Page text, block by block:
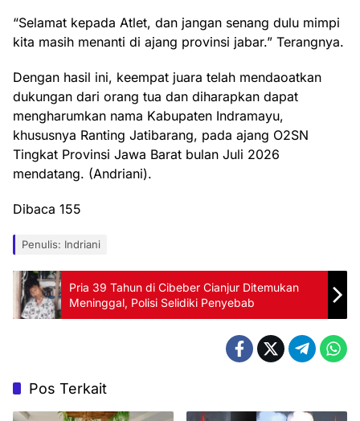
“Selamat kepada Atlet, dan jangan senang dulu mimpi
kita masih menanti di ajang provinsi jabar.” Terangnya.
Dengan hasil ini, keempat juara telah mendaoatkan
dukungan dari orang tua dan diharapkan dapat
mengharumkan nama Kabupaten Indramayu,
khususnya Ranting Jatibarang, pada ajang O2SN
Tingkat Provinsi Jawa Barat bulan Juli 2026
mendatang. (Andriani).
Dibaca 155
Penulis: Indriani
Pria 39 Tahun di Cibeber Cianjur Ditemukan
Meninggal, Polisi Selidiki Penyebab
Pos Terkait